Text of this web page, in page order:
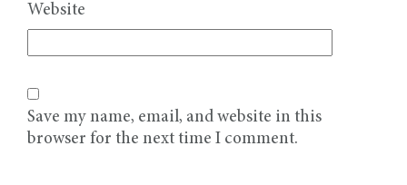
Website
Save my name, email, and website in this
browser for the next time I comment.